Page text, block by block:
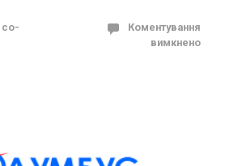
co-
Коментування
вимкнено